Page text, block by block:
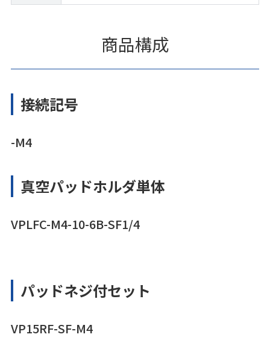
商品構成
接続記号
-M4
真空パッドホルダ単体
VPLFC-M4-10-6B-SF1/4
パッドネジ付セット
VP15RF-SF-M4